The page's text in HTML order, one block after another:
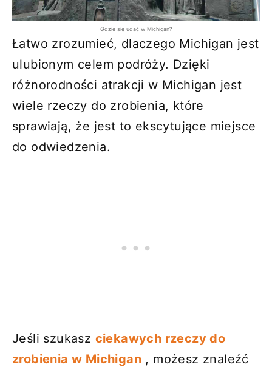
Gdzie się udać w Michigan?
Łatwo zrozumieć, dlaczego Michigan jest
ulubionym celem podróży. Dzięki
różnorodności atrakcji w Michigan jest
wiele rzeczy do zrobienia, które
sprawiają, że jest to ekscytujące miejsce
do odwiedzenia.
Jeśli szukasz ciekawych rzeczy do
zrobienia w Michigan , możesz znaleźć